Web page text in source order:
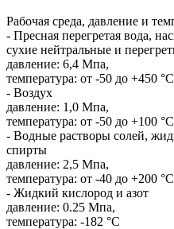
Рабочая среда, давление и
- Пресная перегретая вода,
сухие нейтральные и
давление: 6,4 Мпа,
температура: от -50 до +450 °C
- Воздух
давление: 1,0 Мпа,
температура: от -50 до +100 °C
- Водные растворы солей,
спирты
давление: 2,5 Мпа,
температура: от -40 до +200 °C
- Жидкий кислород и азот
давление: 0.25 Мпа,
температура: -182 °C